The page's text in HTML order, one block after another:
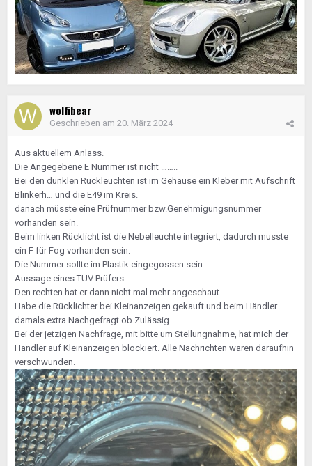
wolfibear
Geschrieben am 20. März 2024
Aus aktuellem Anlass.
Die Angegebene E Nummer ist nicht ……..
Bei den dunklen Rückleuchten ist im Gehäuse ein Kleber mit Aufschrift
Blinkerh… und die E49 im Kreis.
danach müsste eine Prüfnummer bzw.Genehmigungsnummer
vorhanden sein.
Beim linken Rücklicht ist die Nebelleuchte integriert, dadurch musste
ein F für Fog vorhanden sein.
Die Nummer sollte im Plastik eingegossen sein.
Aussage eines TÜV Prüfers.
Den rechten hat er dann nicht mal mehr angeschaut.
Habe die Rücklichter bei Kleinanzeigen gekauft und beim Händler
damals extra Nachgefragt ob Zulässig.
Bei der jetzigen Nachfrage, mit bitte um Stellungnahme, hat mich der
Händler auf Kleinanzeigen blockiert. Alle Nachrichten waren daraufhin
verschwunden.